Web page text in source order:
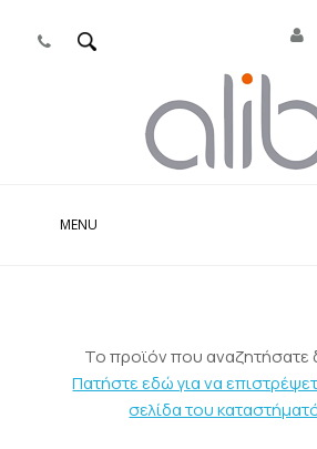
MENU
Το προϊόν που αναζητήσατε
Πατήστε εδώ για να
σελίδα του